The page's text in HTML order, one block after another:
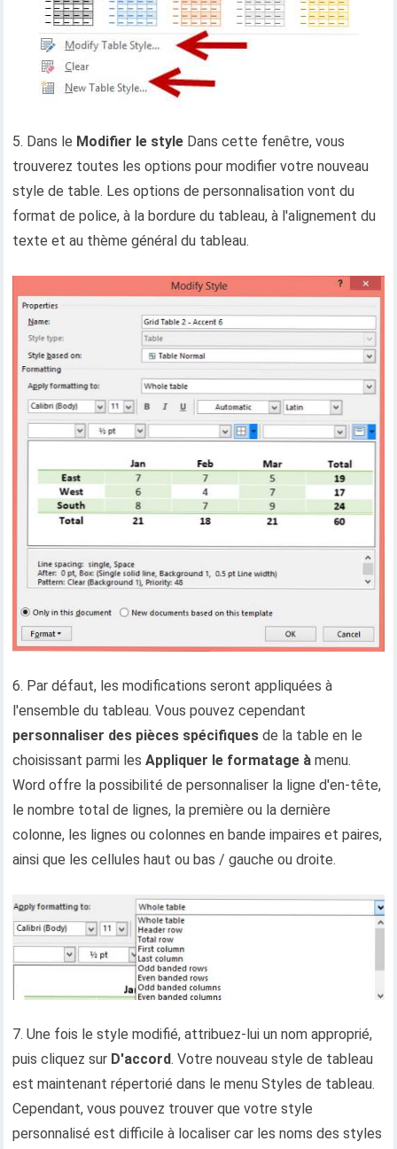
5. Dans le Modifier le style Dans cette fenêtre, vous
trouverez toutes les options pour modifier votre nouveau
style de table. Les options de personnalisation vont du
format de police, à la bordure du tableau, à l'alignement du
texte et au thème général du tableau.
6. Par défaut, les modifications seront appliquées à
l'ensemble du tableau. Vous pouvez cependant
personnaliser des pièces spécifiques de la table en le
choisissant parmi lesAppliquer le formatage à menu.
Word offre la possibilité de personnaliser la ligne d'en-tête,
le nombre total de lignes, la première ou la dernière
colonne, les lignes ou colonnes en bande impaires et paires,
ainsi que les cellules haut ou bas / gauche ou droite.
7. Une fois le style modifié, attribuez-lui un nom approprié,
puis cliquez sur D'accord. Votre nouveau style de tableau
est maintenant répertorié dans le menu Styles de tableau.
Cependant, vous pouvez trouver que votre style
personnalisé est difficile à localiser car les noms des styles